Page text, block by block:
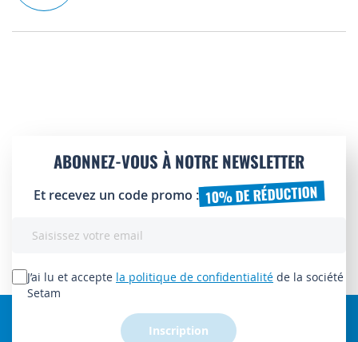
ABONNEZ-VOUS À NOTRE NEWSLETTER
Et recevez un code promo : 10% DE RÉDUCTION
lettre
d’information
J’ai lu et accepte la politique de confidentialité de la société
Setam
Inscription